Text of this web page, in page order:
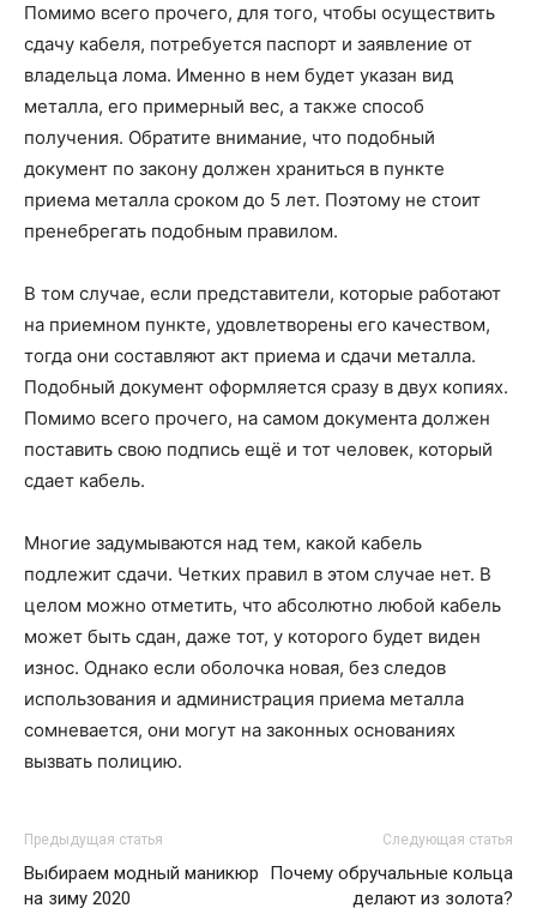
Помимо всего прочего, для того, чтобы осуществить
сдачу кабеля, потребуется паспорт и заявление от
владельца лома. Именно в нем будет указан вид
металла, его примерный вес, а также способ
получения. Обратите внимание, что подобный
документ по закону должен храниться в пункте
приема металла сроком до 5 лет. Поэтому не стоит
пренебрегать подобным правилом.
В том случае, если представители, которые работают
на приемном пункте, удовлетворены его качеством,
тогда они составляют акт приема и сдачи металла.
Подобный документ оформляется сразу в двух копиях.
Помимо всего прочего, на самом документа должен
поставить свою подпись ещё и тот человек, который
сдает кабель.
Многие задумываются над тем, какой кабель
подлежит сдачи. Четких правил в этом случае нет. В
целом можно отметить, что абсолютно любой кабель
может быть сдан, даже тот, у которого будет виден
износ. Однако если оболочка новая, без следов
использования и администрация приема металла
сомневается, они могут на законных основаниях
вызвать полицию.
Предыдущая статья
Выбираем модный маникюр
на зиму 2020
Следующая статья
Почему обручальные кольца
делают из золота?